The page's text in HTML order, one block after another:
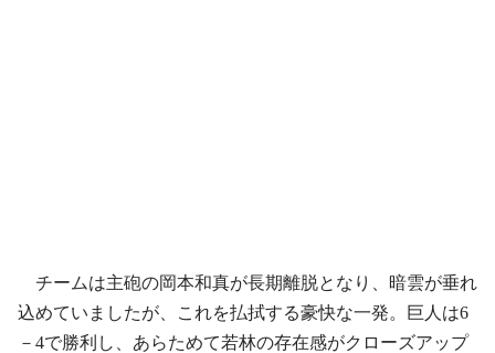
チームは主砲の岡本和真が長期離脱となり、暗雲が垂れ
込めていましたが、これを払拭する豪快な一発。巨人は6
－4で勝利し、あらためて若林の存在感がクローズアップ